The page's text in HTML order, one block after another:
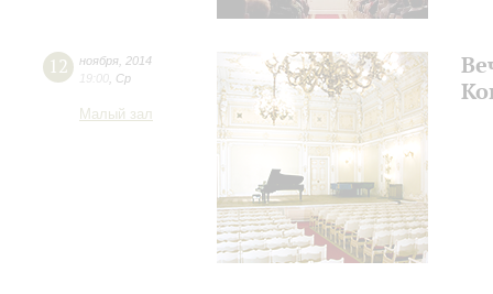
12 ноября 2014
19:00 Ср
Малый зал